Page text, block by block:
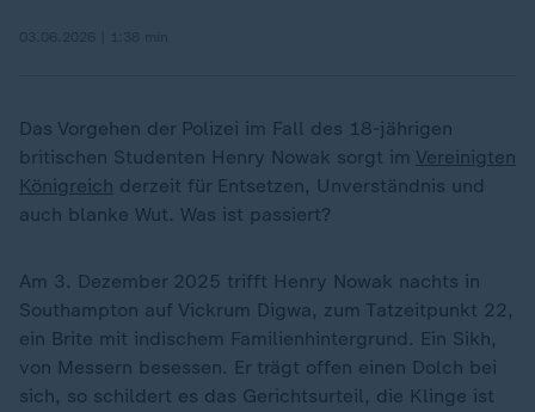
Das Vorgehen der Polizei im Fall des 18-jährigen
britischen Studenten Henry Nowak sorgt im Vereinigten
Königreich derzeit für Entsetzen, Unverständnis und
auch blanke Wut. Was ist passiert?
Am 3. Dezember 2025 trifft Henry Nowak nachts in
Southampton auf Vickrum Digwa, zum Tatzeitpunkt 22,
ein Brite mit indischem Familienhintergrund. Ein Sikh,
von Messern besessen. Er trägt offen einen Dolch bei
sich, so schildert es das Gerichtsurteil, die Klinge ist